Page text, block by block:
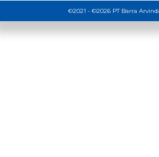
©2021 - ©2026 PT Barra